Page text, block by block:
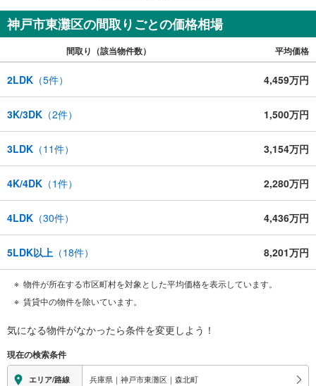
神戸市東灘区の間取りごとの価格相場
間取り（該当物件数） 平均価格
2LDK （5件） 4,459万円
3K/3DK （2件） 1,500万円
3LDK （11件） 3,154万円
4K/4DK （1件） 2,280万円
4LDK （30件） 4,436万円
5LDK以上 （18件） 8,201万円
物件が所在する市区町村を対象とした平均価格を表示しています。
賃貸中の物件を除いています。
気になる物件がなかったら条件を変更しよう！
現在の検索条件
エリア/路線 兵庫県｜神戸市東灘区｜森北町